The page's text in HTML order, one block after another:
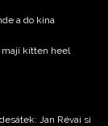
a do kina
mají kitten heel
Jan Révai si